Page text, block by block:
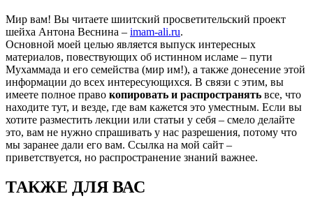
Мир вам! Вы читаете шиитский просветительский проект
шейха Антона Веснина – imam-ali.ru.
Основной моей целью является выпуск интересных
материалов, повествующих об истинном исламе – пути
Мухаммада и его семейства (мир им!), а также донесение этой
информации до всех интересующихся. В связи с этим, вы
имеете полное право копировать и распространять все, что
находите тут, и везде, где вам кажется это уместным. Если вы
хотите разместить лекции или статьи у себя – смело делайте
это, вам не нужно спрашивать у нас разрешения, потому что
мы заранее дали его вам. Ссылка на мой сайт –
приветствуется, но распространение знаний важнее.
ТАКЖЕ ДЛЯ ВАС